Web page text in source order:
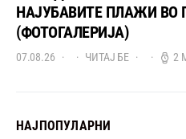
НАЈУБАВИТЕ ПЛАЖИ ВО
(ФОТОГАЛЕРИЈА)
07.08.26 ЧИТАЈ БЕ 2
НАЈПОПУЛАРНИ